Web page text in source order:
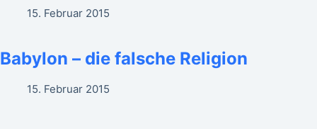
15. Februar 2015
Babylon – die falsche Religion
15. Februar 2015